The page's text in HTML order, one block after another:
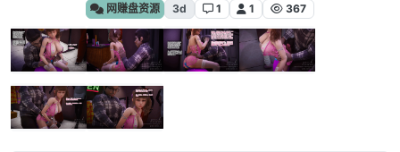
网赚盘资源 3d 1 1 367